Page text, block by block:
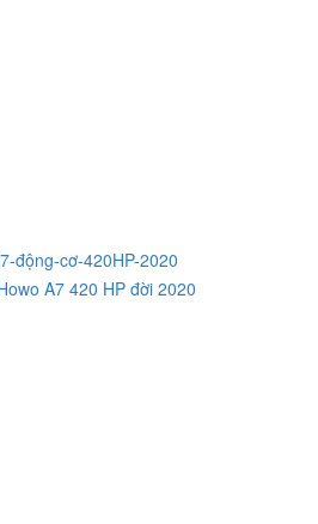
A7 420 HP đời 2020